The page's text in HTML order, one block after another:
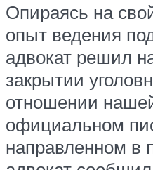
Опираясь на
опыт ведения
адвокат решил
закрытии
отношении
официальном
направленном в